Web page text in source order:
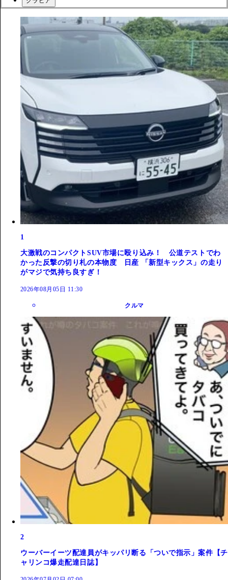
1
大激戦のコンパクトSUV市場に殴り込み！ 公道テストでわ
かった反撃の切り札の本物度 日産 「新型キックス」の走り
がマジで気持ち良すぎ！
2026年08月05日 11:30
クルマ
2
ウーバーイーツ配達員がキッパリ断る「ついで指示」案件【チ
ャリンコ爆走配達日誌】